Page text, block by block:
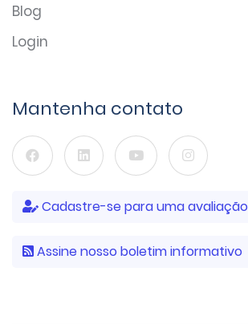
Blog
Login
Mantenha contato
Cadastre-se para uma avaliação
Assine nosso boletim informativo